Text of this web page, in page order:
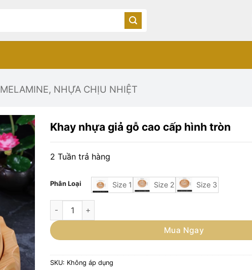
MELAMINE, NHỰA CHỊU NHIỆT
Khay nhựa giả gỗ cao cấp hình tròn
2 Tuần trả hàng
Phân Loại Size 1 Size 2 Size 3
Khay nhựa giả gỗ cao cấp hình tròn số lượng
Mua Ngay
SKU: Không áp dụng